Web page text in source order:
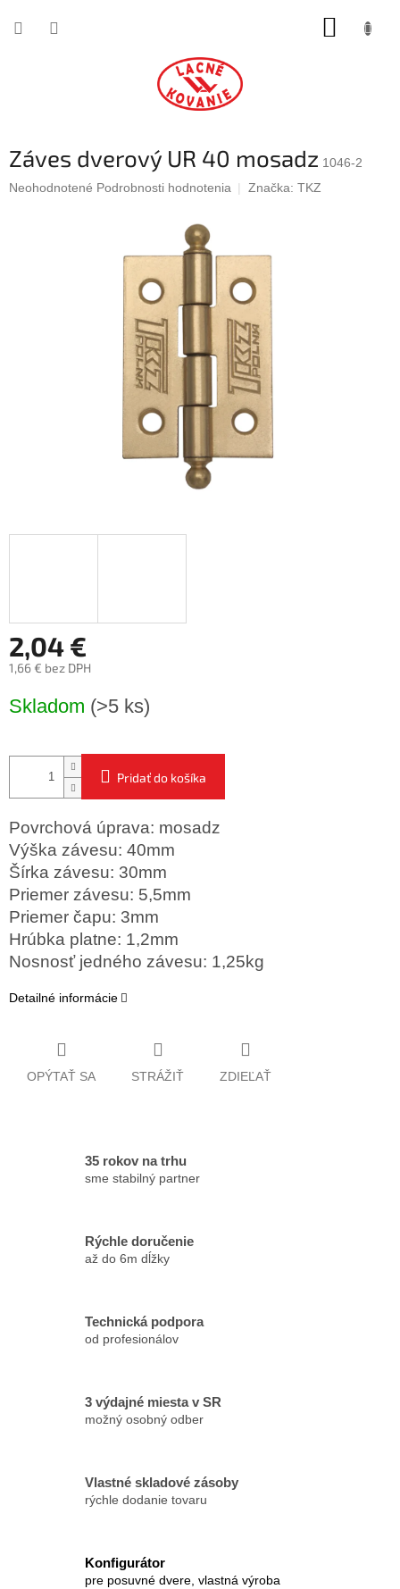
Záves dverový UR 40 mosadz 1046-2
Priemerné
Neohodnotené Podrobnosti hodnotenia Značka: TKZ
2,04 €
1,66 € bez DPH
cena:
Skladom (>5 ks)
Pridať do košíka
Povrchová úprava: mosadz
Výška závesu: 40mm
Šírka závesu: 30mm
Priemer závesu: 5,5mm
Priemer čapu: 3mm
Hrúbka platne: 1,2mm
Nosnosť jedného závesu: 1,25kg
Detailné informácie
OPÝTAŤ SA STRÁŽIŤ ZDIEĽAŤ
35 rokov na trhu
sme stabilný partner
Rýchle doručenie
až do 6m dĺžky
Technická podpora
od profesionálov
3 výdajné miesta v SR
možný osobný odber
Vlastné skladové zásoby
rýchle dodanie tovaru
Konfigurátor
pre posuvné dvere, vlastná výroba